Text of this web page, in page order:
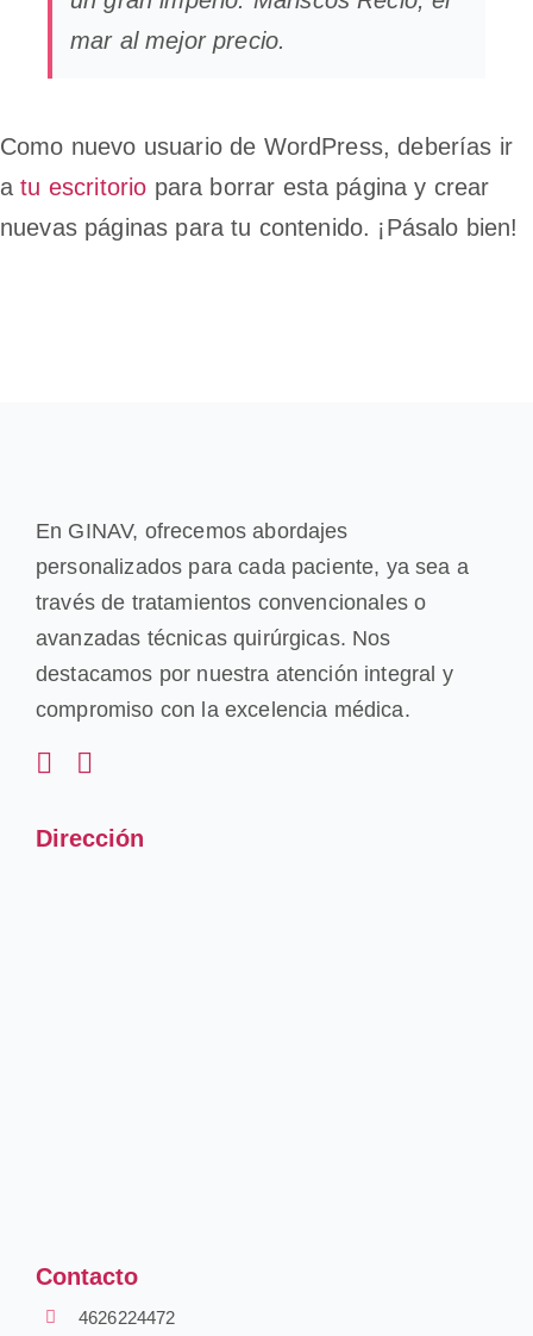
mar al mejor precio.
Como nuevo usuario de WordPress, deberías ir
atu escritorio para borrar esta página y crear
nuevas páginas para tu contenido. ¡Pásalo bien!
En GINAV, ofrecemos abordajes
personalizados para cada paciente, ya sea a
través de tratamientos convencionales o
avanzadas técnicas quirúrgicas. Nos
destacamos por nuestra atención integral y
compromiso con la excelencia médica.
Dirección
Contacto
4626224472